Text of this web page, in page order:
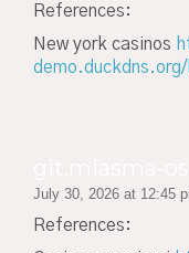
References:
New york casinos
July 30, 2026 at 12:45
References: